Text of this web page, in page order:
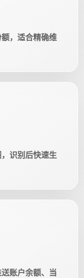
，适合精确维
识别后快速生
账户余额、当